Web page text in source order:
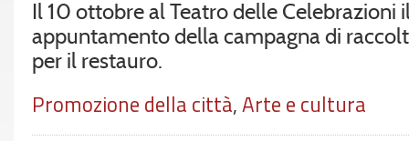
Il 10 ottobre al Teatro delle Celebrazioni
appuntamento della campagna di
per il restauro.
Promozione della città,Arte e cultura